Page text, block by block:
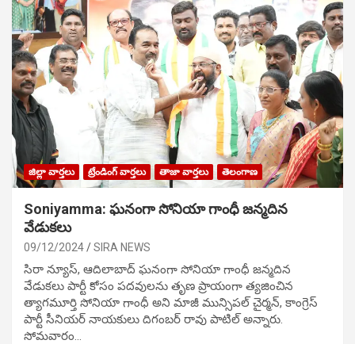
జిల్లా వార్తలు ట్రేండింగ్ వార్తలు తాజా వార్తలు తెలంగాణ
Soniyamma: ఘ‌నంగా సోనియా గాంధీ జ‌న్మ‌దిన
వేడుక‌లు
09/12/2024 SIRA NEWS
సిరా న్యూస్, ఆదిలాబాద్ ఘ‌నంగా సోనియా గాంధీ జ‌న్మ‌దిన
వేడుక‌లు పార్టీ కోసం ప‌ద‌వుల‌ను తృణ ప్రాయంగా త్య‌జించిన
త్యాగమూర్తి సోనియా గాంధీ అని మాజీ మున్సిప‌ల్ చైర్మ‌న్, కాంగ్రెస్
పార్టీ సీనియ‌ర్ నాయ‌కులు దిగంబ‌ర్ రావు పాటిల్ అన్నారు.
సోమవారం…